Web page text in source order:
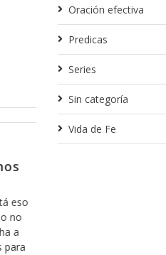
no
de
mostrarnos
de la
con ella,
Febrero 13, 2018
Oración efectiva
Predicas
Series
Sin categoría
Vida de Fe